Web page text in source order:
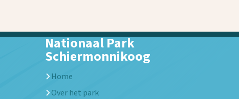
Nationaal Park
Schiermonnikoog
Home
Over het park